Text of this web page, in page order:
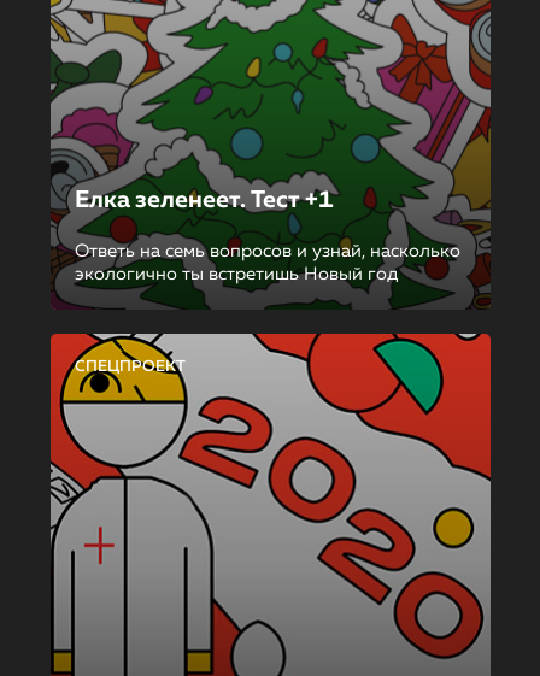
Елка зеленеет. Тест +1
Ответь на семь вопросов и узнай, насколько
экологично ты встретишь Новый год
СПЕЦПРОЕКТ